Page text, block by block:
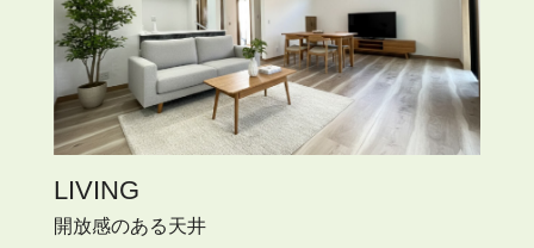
LIVING
開放感のある天井